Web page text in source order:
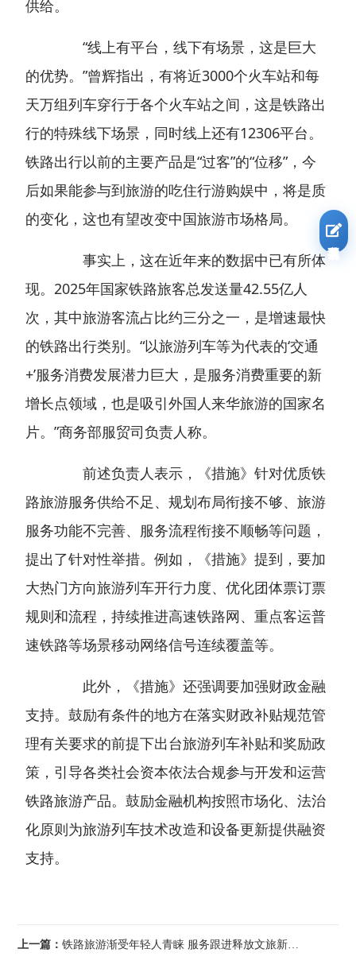
供给。
“线上有平台，线下有场景，这是巨大
的优势。”曾辉指出，有将近3000个火车站和每
天万组列车穿行于各个火车站之间，这是铁路出
行的特殊线下场景，同时线上还有12306平台。
铁路出行以前的主要产品是“过客”的“位移”，今
后如果能参与到旅游的吃住行游购娱中，将是质
的变化，这也有望改变中国旅游市场格局。
事实上，这在近年来的数据中已有所体
现。2025年国家铁路旅客总发送量42.55亿人
次，其中旅游客流占比约三分之一，是增速最快
的铁路出行类别。“以旅游列车等为代表的‘交通
+’服务消费发展潜力巨大，是服务消费重要的新
增长点领域，也是吸引外国人来华旅游的国家名
片。”商务部服贸司负责人称。
前述负责人表示，《措施》针对优质铁
路旅游服务供给不足、规划布局衔接不够、旅游
服务功能不完善、服务流程衔接不顺畅等问题，
提出了针对性举措。例如，《措施》提到，要加
大热门方向旅游列车开行力度、优化团体票订票
规则和流程，持续推进高速铁路网、重点客运普
速铁路等场景移动网络信号连续覆盖等。
此外，《措施》还强调要加强财政金融
支持。鼓励有条件的地方在落实财政补贴规范管
理有关要求的前提下出台旅游列车补贴和奖励政
策，引导各类社会资本依法合规参与开发和运营
铁路旅游产品。鼓励金融机构按照市场化、法治
化原则为旅游列车技术改造和设备更新提供融资
支持。
上一篇：铁路旅游渐受年轻人青睐 服务跟进释放文旅新动能
我要报名